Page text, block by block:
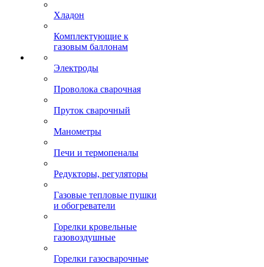
Хладон
Комплектующие к
газовым баллонам
Электроды
Проволока сварочная
Пруток сварочный
Манометры
Печи и термопеналы
Редукторы, регуляторы
Газовые тепловые пушки
и обогреватели
Горелки кровельные
газовоздушные
Горелки газосварочные